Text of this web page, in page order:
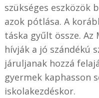
szükséges eszközök
azok pótlása. A
táska gyűlt össze. Az
hívják a jó szándékú
járuljanak hozzá
gyermek kaphasson
iskolakezdéskor.